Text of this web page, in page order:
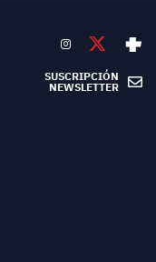
SUSCRIPCIÓN
NEWSLETTER